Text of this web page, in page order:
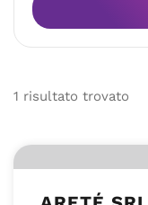
1 risultato trovato